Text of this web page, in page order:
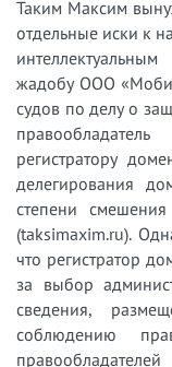
Таким Максим
отдельные иски к
жадобу ООО
судов по делу о
регистратору
делегирования
степени
(taksimaxim.ru).
что регистратор
за выбор
сведения,
соблюдению